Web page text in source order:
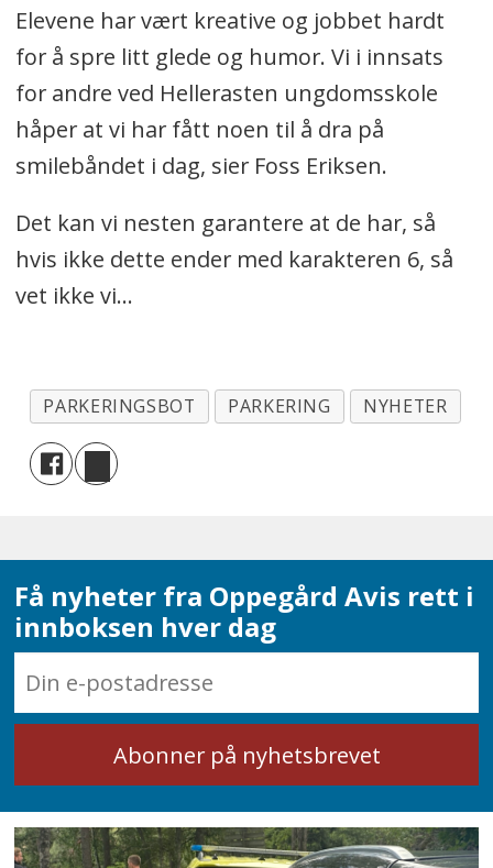
Elevene har vært kreative og jobbet hardt
for å spre litt glede og humor. Vi i innsats
for andre ved Hellerasten ungdomsskole
håper at vi har fått noen til å dra på
smilebåndet i dag, sier Foss Eriksen.
Det kan vi nesten garantere at de har, så
hvis ikke dette ender med karakteren 6, så
vet ikke vi...
PARKERINGSBOT PARKERING NYHETER
Få nyheter fra Oppegård Avis rett i
innboksen hver dag